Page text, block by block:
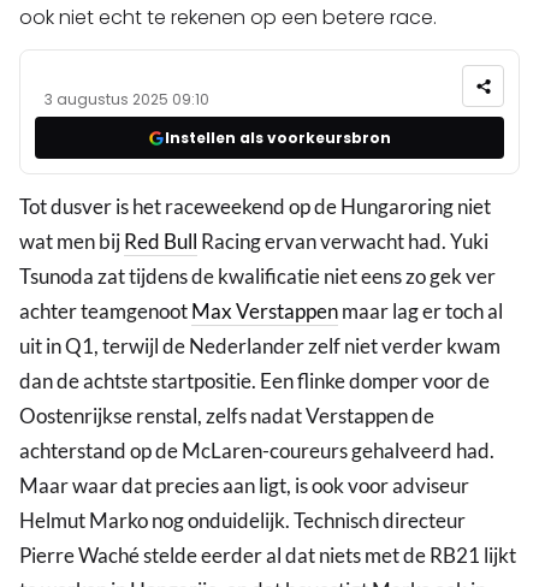
ook niet echt te rekenen op een betere race.
3 augustus 2025 09:10
Instellen als voorkeursbron
Tot dusver is het raceweekend op de Hungaroring niet
wat men bijRed Bull Racing ervan verwacht had. Yuki
Tsunoda zat tijdens de kwalificatie niet eens zo gek ver
achter teamgenootMax Verstappenmaar lag er toch al
uit in Q1, terwijl de Nederlander zelf niet verder kwam
dan de achtste startpositie. Een flinke domper voor de
Oostenrijkse renstal, zelfs nadat Verstappen de
achterstand op de McLaren-coureurs gehalveerd had.
Maar waar dat precies aan ligt, is ook voor adviseur
Helmut Marko nog onduidelijk. Technisch directeur
Pierre Waché stelde eerder al dat niets met de RB21 lijkt